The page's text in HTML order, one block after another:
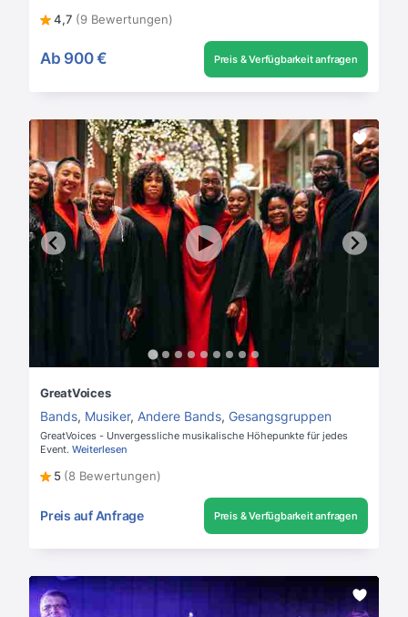
4,7 (9 Bewertungen)
Ab 900 € Preis & Verfügbarkeit anfragen
GreatVoices
Bands, Musiker, Andere Bands, Gesangsgruppen
GreatVoices - Unvergessliche musikalische Höhepunkte für jedes
Event. Weiterlesen
5 (8 Bewertungen)
Preis auf Anfrage Preis & Verfügbarkeit anfragen